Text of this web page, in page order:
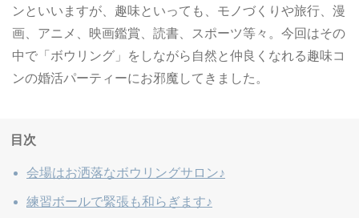
ンといいますが、趣味といっても、モノづくりや旅行、漫
画、アニメ、映画鑑賞、読書、スポーツ等々。今回はその
中で「ボウリング」をしながら自然と仲良くなれる趣味コ
ンの婚活パーティーにお邪魔してきました。
目次
会場はお洒落なボウリングサロン♪
練習ボールで緊張も和らぎます♪